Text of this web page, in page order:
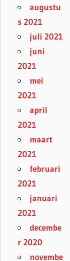
augustu
s 2021
juli 2021
juni
2021
mei
2021
april
2021
maart
2021
februari
2021
januari
2021
decembe
r 2020
novembe